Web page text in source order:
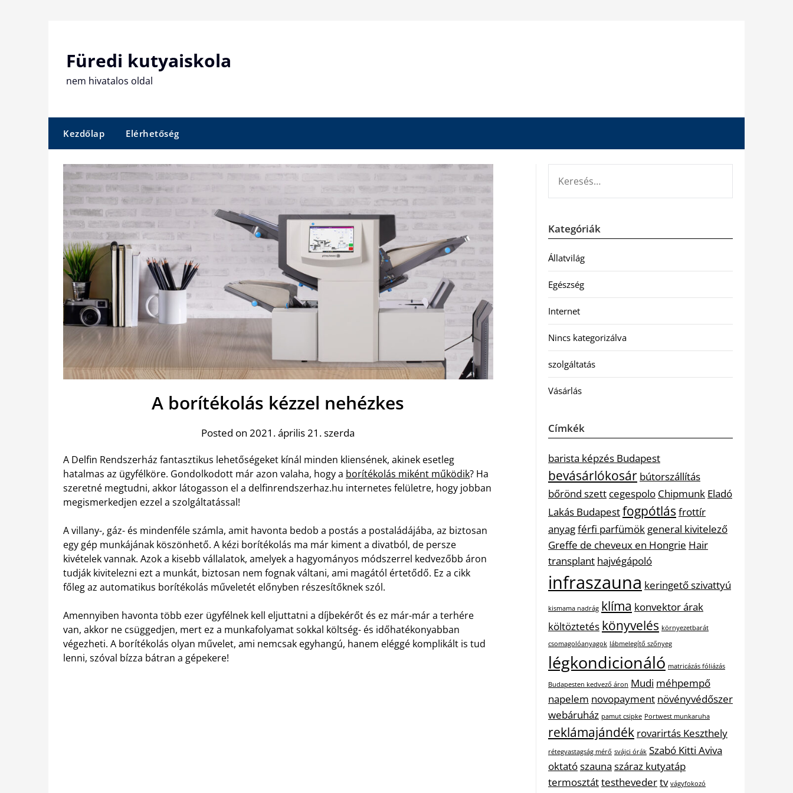
Füredi kutyaiskola
nem hivatalos oldal
Kezdőlap Elérhetőség
A borítékolás kézzel nehézkes
Posted on 2021. április 21. szerda
A Delfin Rendszerház fantasztikus lehetőségeket kínál minden kliensének, akinek esetleg
hatalmas az ügyfélköre. Gondolkodott már azon valaha, hogy a borítékolás miként működik? Ha
szeretné megtudni, akkor látogasson el a delfinrendszerhaz.hu internetes felületre, hogy jobban
megismerkedjen ezzel a szolgáltatással!
A villany-, gáz- és mindenféle számla, amit havonta bedob a postás a postaládájába, az biztosan
egy gép munkájának köszönhető. A kézi borítékolás ma már kiment a divatból, de persze
kivételek vannak. Azok a kisebb vállalatok, amelyek a hagyományos módszerrel kedvezőbb áron
tudják kivitelezni ezt a munkát, biztosan nem fognak váltani, ami magától értetődő. Ez a cikk
főleg az automatikus borítékolás műveletét előnyben részesítőknek szól.
Amennyiben havonta több ezer ügyfélnek kell eljuttatni a díjbekérőt és ez már-már a terhére
van, akkor ne csüggedjen, mert ez a munkafolyamat sokkal költség- és időhatékonyabban
végezheti. A borítékolás olyan művelet, ami nemcsak egyhangú, hanem eléggé komplikált is tud
lenni, szóval bízza bátran a gépekere!
Kategóriák
Állatvilág
Egészség
Internet
Nincs kategorizálva
szolgáltatás
Vásárlás
Címkék
barista képzés Budapest
bevásárlókosár bútorszállítás
bőrönd szett cegespolo Chipmunk Eladó
Lakás Budapestfogpótlás frottír
anyagférfi parfümök general kivitelező
Greffe de cheveux en Hongrie Hair
transplant hajvégápoló
infraszauna keringető szivattyú
kismama nadrág klíma konvektor árak
költöztetés könyvelés környezetbarát
csomagolóanyagok lábmelegítő szőnyeg
légkondicionáló matricázás fóliázás
Budapesten kedvező áron Mudi méhpempő
napelem novopayment növényvédőszer
webáruház pamut csipke Portwest munkaruha
reklámajándék rovarirtás Keszthely
rétegvastagság mérő svájci órák Szabó Kitti Aviva
oktatószauna száraz kutyatáp
termosztáttesthevedertv vágyfokozó